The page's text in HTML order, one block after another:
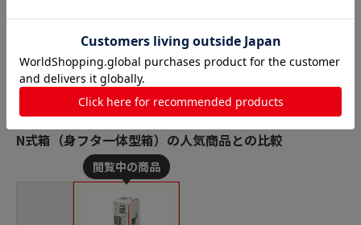
N式箱（身フタ一体型箱）の人気商品との比較